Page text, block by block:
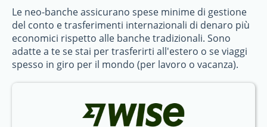
Le neo-banche assicurano spese minime di gestione
del conto e trasferimenti internazionali di denaro più
economici rispetto alle banche tradizionali. Sono
adatte a te se stai per trasferirti all'estero o se viaggi
spesso in giro per il mondo (per lavoro o vacanza).